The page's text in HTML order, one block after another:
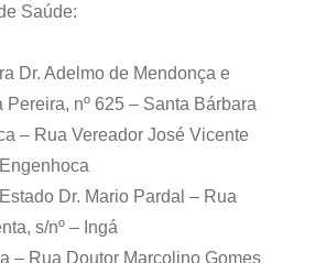
Saúde:
Dr. Adelmo de Mendonça e
nº 625 – Santa Bárbara
– Rua Vereador José Vicente
Dr. Mario Pardal – Rua
s/nº – Ingá
– Rua Doutor Marcolino Gomes